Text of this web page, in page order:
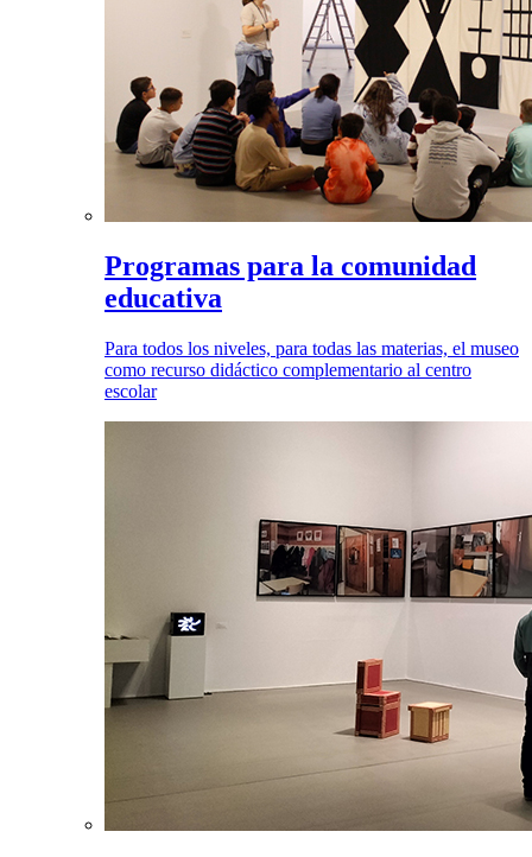
Programas para la comunidad
educativa
Para todos los niveles, para todas las materias, el museo
como recurso didáctico complementario al centro
escolar